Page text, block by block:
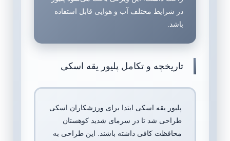
در شرایط مختلف آب و هوایی قابل استفاده
باشد.
تاریخچه و تکامل پلیور یقه اسکی
پلیور یقه اسکی ابتدا برای ورزشکاران اسکی
طراحی شد تا در سرمای شدید کوهستان
محافظت کافی داشته باشند. این طراحی به